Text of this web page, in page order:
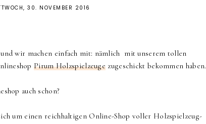
30. NOVEMBER 2016
wir machen einfach mit: nämlich mit unserem tollen
Pirum Holzspielzeuge zugeschickt bekommen haben.
auch schon?
um einen reichhaltigen Online-Shop voller Holzspielzeug-